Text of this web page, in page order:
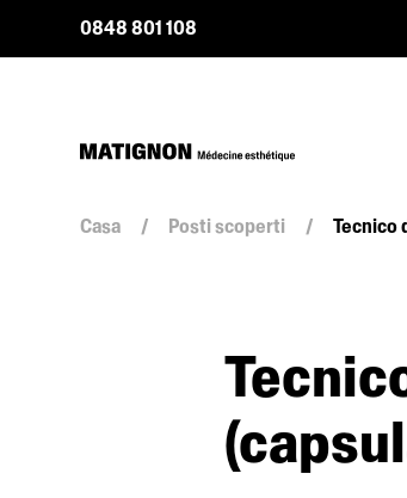
0848 801 108
Casa / Posti scoperti / Tecnico